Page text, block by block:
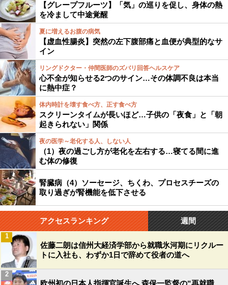
【グレープフルーツ】「気」の巡りを促し、身体の熱
を冷まして中途覚醒
夏に増えるお腹の病気
【虚血性腸炎】突然の左下腹部痛と血便が典型的なサ
イン
リングドクター・仲間医師のズバリ回答ヘルスケア
心不全が知らせる2つのサイン…その体調不良は本当
に熱中症？
体内時計を壊す食べ方、正す食べ方
スクリーンタイムが長いほど…子供の「夜食」と「朝
起きられない」関係
夜の医学～老化する人、しない人
（1）夜の過ごし方が老化を左右する…寝てる間に進
む体の修復
腎臓病（4）ソーセージ、ちくわ、プロセスチーズの
取り過ぎが腎機能を低下させる
アクセスランキング 週間
佐藤二朗は信州大経済学部から就職氷河期にリクルー
トに入社も、わずか1日で辞めて役者の道へ
1
欧州初の日本人指揮官誕生へ 森保一監督の“再就職
2